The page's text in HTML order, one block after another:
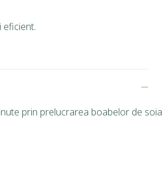
eficient.
prin prelucrarea boabelor de soia